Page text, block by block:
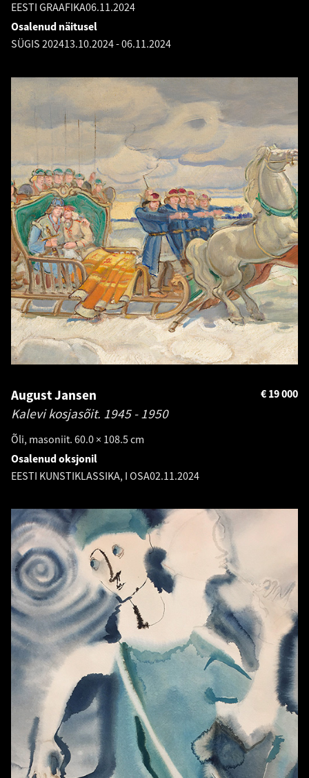
EESTI GRAAFIKA06.11.2024
Osalenud näitusel
SÜGIS 202413.10.2024-06.11.2024
August Jansen
Kalevi kosjasõit. 1945 - 1950
Õli, masoniit. 60.0 × 108.5 cm
19 000
€
Osalenud oksjonil
EESTI KUNSTIKLASSIKA, I OSA02.11.2024